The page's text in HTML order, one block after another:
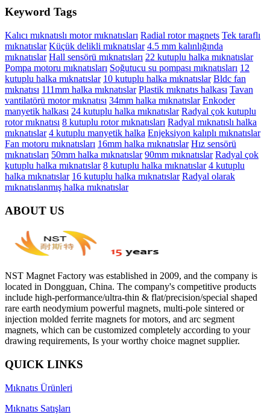
Keyword Tags
Kalıcı mıknatıslı motor mıknatısları Radial rotor magnets Tek taraflı
mıknatıslar Küçük delikli mıknatıslar 4.5 mm kalınlığında
mıknatıslar Hall sensörü mıknatısları 22 kutuplu halka mıknatıslar
Pompa motoru mıknatısları Soğutucu su pompası mıknatısları 12
kutuplu halka mıknatıslar 10 kutuplu halka mıknatıslar Bldc fan
mıknatısı 111mm halka mıknatıslar Plastik mıknatıs halkası Tavan
vantilatörü motor mıknatısı 34mm halka mıknatıslar Enkoder
manyetik halkası 24 kutuplu halka mıknatıslar Radyal çok kutuplu
rotor mıknatısı 8 kutuplu rotor mıknatısları Radyal mıknatıslı halka
mıknatıslar 4 kutuplu manyetik halka Enjeksiyon kalıplı mıknatıslar
Fan motoru mıknatısları 16mm halka mıknatıslar Hız sensörü
mıknatısları 50mm halka mıknatıslar 90mm mıknatıslar Radyal çok
kutuplu halka mıknatıslar 8 kutuplu halka mıknatıslar 4 kutuplu
halka mıknatıslar 16 kutuplu halka mıknatıslar Radyal olarak
mıknatıslanmış halka mıknatıslar
ABOUT US
NST Magnet Factory was established in 2009, and the company is
located in Dongguan, China. The company's competitive products
include high-performance/ultra-thin & flat/precision/special shaped
rare earth neodymium powerful magnets, multi-pole sintered or
injection molded ferrite magnets for motors, and arc segment
magnets, which can be customized completely according to your
drawing requirements, Is your worthy choice magnet supplier.
QUICK LINKS
Mıknatıs Ürünleri
Mıknatıs Satışları